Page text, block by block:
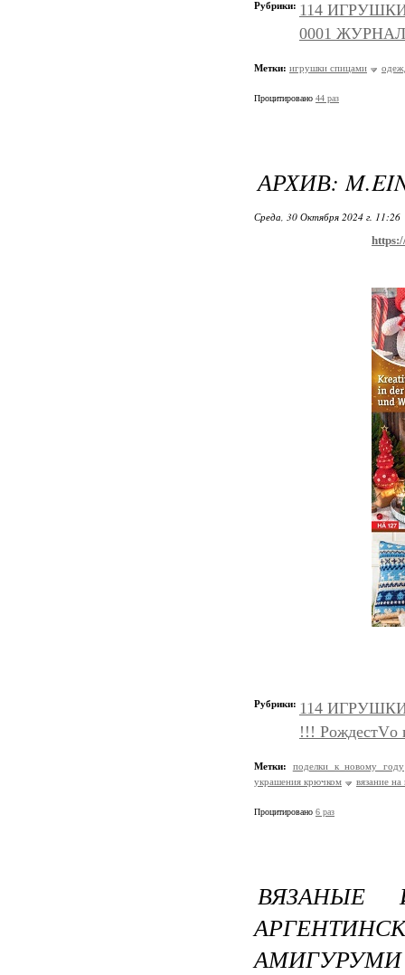
Рубрики: 114 ИГРУШКИ
0001
Метки: игрушки спицами
Процитировано 44 раз
АРХИВ:
Среда, 30 Октября 2024 г. 11:26
Рубрики: 114 ИГРУШКИ
!!! РождестVо
Метки:
поделки к новому году
украшения крючком
вязание
Процитировано 6 раз
АМИГУРУМИ